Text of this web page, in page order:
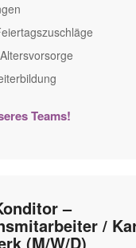
Teams!
–
/
(M/W/D)